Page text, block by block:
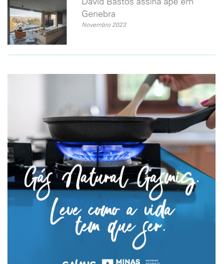
David Bastos assina apê em
Genebra
Novembro 2023